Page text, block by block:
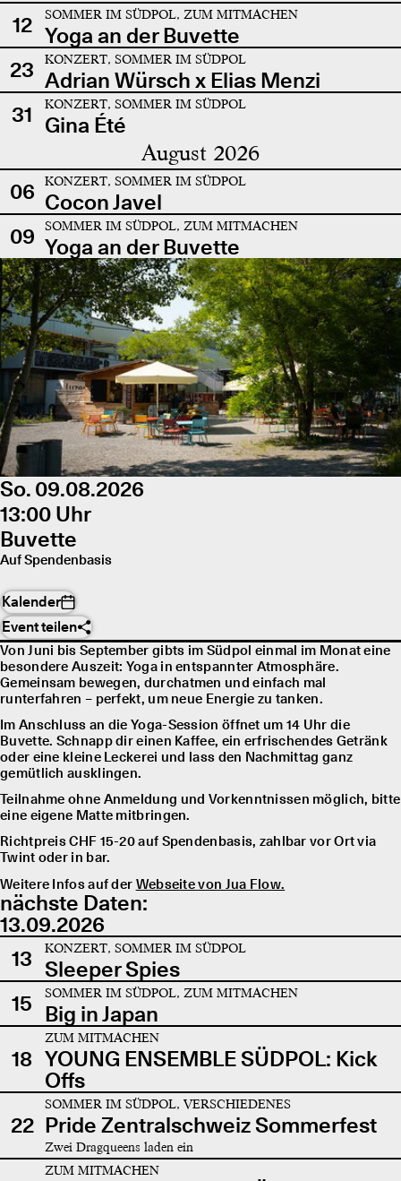
12 SOMMER IM SÜDPOL, ZUM MITMACHEN
Yoga an der Buvette
23
KONZERT, SOMMER IM SÜDPOL
Adrian Würsch x Elias Menzi
31
KONZERT, SOMMER IM SÜDPOL
Gina Été
August 2026
06 KONZERT, SOMMER IM SÜDPOL
Cocon Javel
09
SOMMER IM SÜDPOL, ZUM MITMACHEN
Yoga an der Buvette
So. 09.08.2026
13:00 Uhr
Buvette
Auf Spendenbasis
Kalender
Event teilen
Von Juni bis September gibts im Südpol einmal im Monat eine
besondere Auszeit: Yoga in entspannter Atmosphäre.
Gemeinsam bewegen, durchatmen und einfach mal
runterfahren – perfekt, um neue Energie zu tanken.
Im Anschluss an die Yoga-Session öffnet um 14 Uhr die
Buvette. Schnapp dir einen Kaffee, ein erfrischendes Getränk
oder eine kleine Leckerei und lass den Nachmittag ganz
gemütlich ausklingen.
Teilnahme ohne Anmeldung und Vorkenntnissen möglich, bitte
eine eigene Matte mitbringen.
Richtpreis CHF 15-20 auf Spendenbasis, zahlbar vor Ort via
Twint oder in bar.
Weitere Infos auf der Webseite von Jua Flow.
nächste Daten:
13.09.2026
13
KONZERT, SOMMER IM SÜDPOL
Sleeper Spies
15
SOMMER IM SÜDPOL, ZUM MITMACHEN
Big in Japan
18
ZUM MITMACHEN
YOUNG ENSEMBLE SÜDPOL: Kick
Offs
22
SOMMER IM SÜDPOL, VERSCHIEDENES
Pride Zentralschweiz Sommerfest
Zwei Dragqueens laden ein
ZUM MITMACHEN